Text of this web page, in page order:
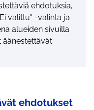
ehdotuksia,
valittu" -valinta ja
alueiden sivuilla
äänestettävät
ehdotukset